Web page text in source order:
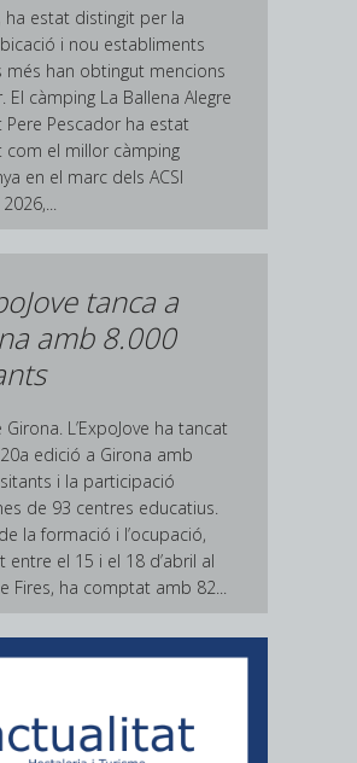
ha estat distingit per la
i nou establiments
més han obtingut mencions
El càmping La Ballena Alegre
Pere Pescador ha estat
com el millor càmping
en el marc dels ACSI
tanca a
amb 8.000
Girona. L’ExpoJove ha tancat
edició a Girona amb
i la participació
de 93 centres educatius.
la formació i l’ocupació,
entre el 15 i el 18 d’abril al
Fires, ha comptat amb 82...